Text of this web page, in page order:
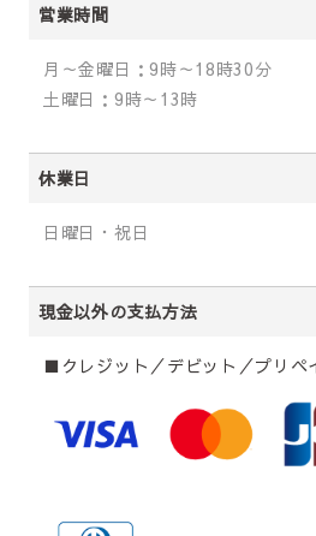
営業時間
月～金曜日：9時～18時30分
土曜日：9時～13時
休業日
日曜日・祝日
現金以外の支払方法
■クレジット／デビット／プリペ